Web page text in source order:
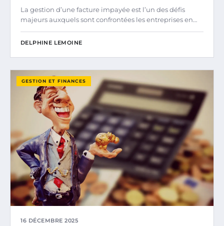
La gestion d’une facture impayée est l’un des défis
majeurs auxquels sont confrontées les entreprises en…
DELPHINE LEMOINE
GESTION ET FINANCES
16 DÉCEMBRE 2025